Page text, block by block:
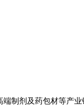
端制剂及药包材等产